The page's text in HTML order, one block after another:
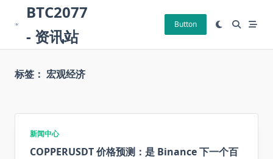
content
BTC2077
- 资讯站
Button
标签： 宏观经济
新闻中心
COPPERUSDT 价格预测：是 Binance 下一个百